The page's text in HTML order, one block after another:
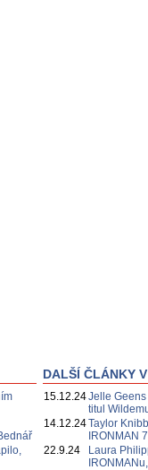
DALŠÍ ČLÁNKY
15.12.24Jelle
titul
14.12.24Taylor
IRONMAN
22.9.24
Laura